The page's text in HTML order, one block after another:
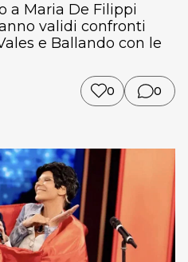
a Maria De Filippi
validi confronti
e Ballando con le
0 0